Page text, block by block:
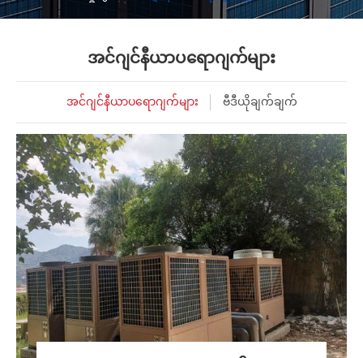
အင်ဂျင်နီယာပရောဂျက်များ
အင်ဂျင်နီယာပရောဂျက်များ ဗီဒီယိုချက်ချက်